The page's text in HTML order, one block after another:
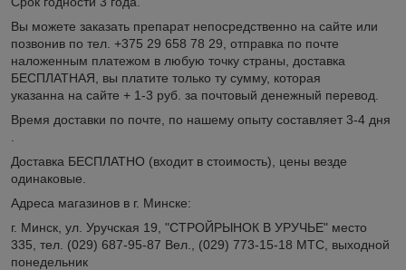
Вы можете заказать препарат непосредственно на сайте или
позвонив по тел. +375 29 658 78 29, отправка по почте
наложенным платежом в любую точку страны, доставка
БЕСПЛАТНАЯ, вы платите только ту сумму, которая
указанна на сайте + 1-3 руб. за почтовый денежный перевод.
Время доставки по почте, по нашему опыту составляет 3-4 дня
Доставка БЕСПЛАТНО (входит в стоимость), цены везде
одинаковые.
Адреса магазинов в г. Минске:
г. Минск, ул. Уручская 19, "СТРОЙРЫНОК В УРУЧЬЕ" место
335, тел. (029) 687-95-87 Вел., (029) 773-15-18 МТС, выходной
понедельник